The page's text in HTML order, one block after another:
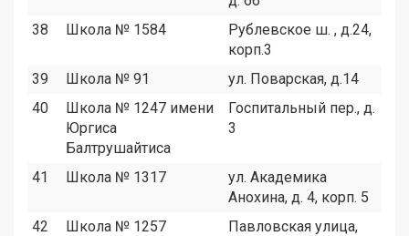
38 Школа № 1584
Рублевское ш. , д.24,
корп.3
39 Школа № 91 ул. Поварская, д.14
40
Школа № 1247 имени
Юргиса
Балтрушайтиса
Госпитальный пер., д.
3
41 Школа № 1317
ул. Академика
Анохина, д. 4, корп. 5
42 Школа № 1257
Павловская улица,